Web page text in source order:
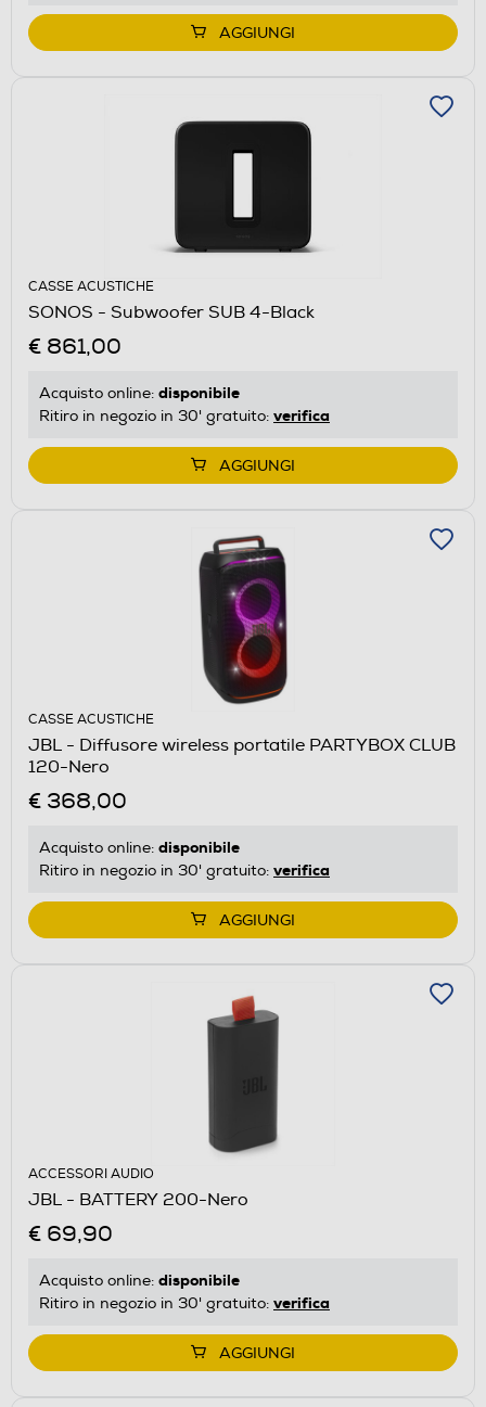
AGGIUNGI
CASSE ACUSTICHE
SONOS - Subwoofer SUB 4-Black
€ 861,00
Acquisto online: disponibile
Ritiro in negozio in 30' gratuito: verifica
AGGIUNGI
CASSE ACUSTICHE
JBL - Diffusore wireless portatile PARTYBOX CLUB
120-Nero
€ 368,00
Acquisto online: disponibile
Ritiro in negozio in 30' gratuito: verifica
AGGIUNGI
ACCESSORI AUDIO
JBL - BATTERY 200-Nero
€ 69,90
Acquisto online: disponibile
Ritiro in negozio in 30' gratuito: verifica
AGGIUNGI